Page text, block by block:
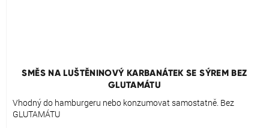
SMĚS NA LUŠTĚNINOVÝ KARBANÁTEK SE SÝREM BEZ
GLUTAMÁTU
produktu
z
5
Vhodný do hamburgeru nebo konzumovat samostatně. Bez
GLUTAMÁTU